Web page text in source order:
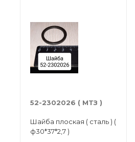
52-2302026 ( МТЗ )
Шайба плоская ( сталь ) (
ф30*37*2,7 )